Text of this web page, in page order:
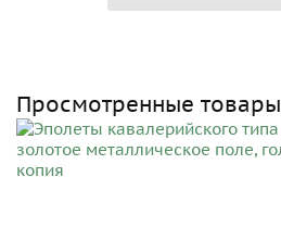
Просмотренные товары